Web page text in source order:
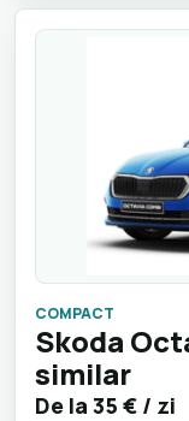
COMPACT
Skoda
similar
De la 35 € / zi